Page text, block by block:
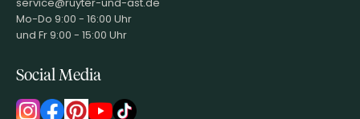
Mo-Do 9:00 - 16:00 Uhr
und Fr 9:00 - 15:00 Uhr
Social Media